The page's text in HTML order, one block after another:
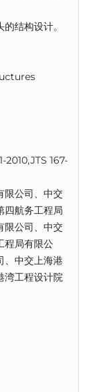
结构设计。
2010,JTS 167-
限公司、中交
四航务工程局
限公司、中交
程局有限公
、中交上海港
湾工程设计院